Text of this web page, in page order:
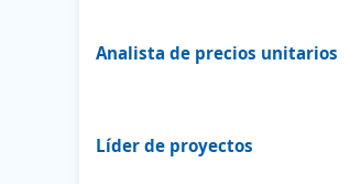
Analista de precios unitarios
Líder de proyectos